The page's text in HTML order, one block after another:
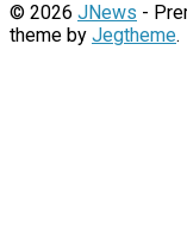
© 2026 JNews -
theme by Jegtheme.